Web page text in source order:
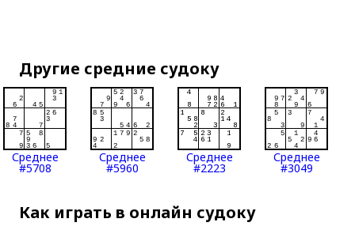
Другие средние судоку
Среднее
#5708
Среднее
#5960
Среднее
#2223
Среднее
#3049
Как играть в онлайн судоку